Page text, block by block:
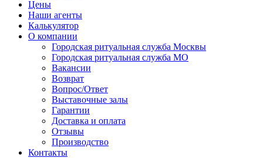
Цены
Наши агенты
Калькулятор
О компании
Городская ритуальная служба Москвы
Городская ритуальная служба МО
Вакансии
Возврат
Вопрос/Ответ
Выставочные залы
Гарантии
Доставка и оплата
Отзывы
Производство
Контакты